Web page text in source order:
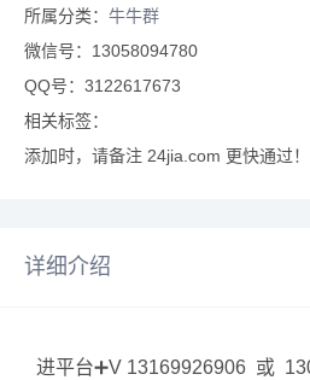
所属分类： 牛牛群
微信号：13058094780
QQ号：3122617673
相关标签：
添加时，请备注 24jia.com 更快通过！
详细介绍
进平台➕V 13169926906 或